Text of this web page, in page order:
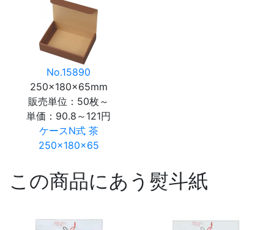
No.15890
250×180×65mm
販売単位：50枚～
単価： 90.8～121円
ケースN式 茶
250×180×65
この商品にあう熨斗紙